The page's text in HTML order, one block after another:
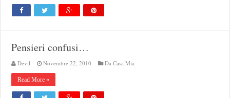
Pensieri confusi…
Devil Novembre 22, 2010 Da Casa Mia
Read More »